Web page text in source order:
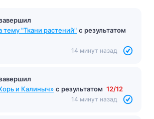
произведению «Первая любовь»
14 минут назад
тему "Ткани растений" с результатом